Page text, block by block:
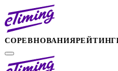
СОРЕВНОВАНИЯ